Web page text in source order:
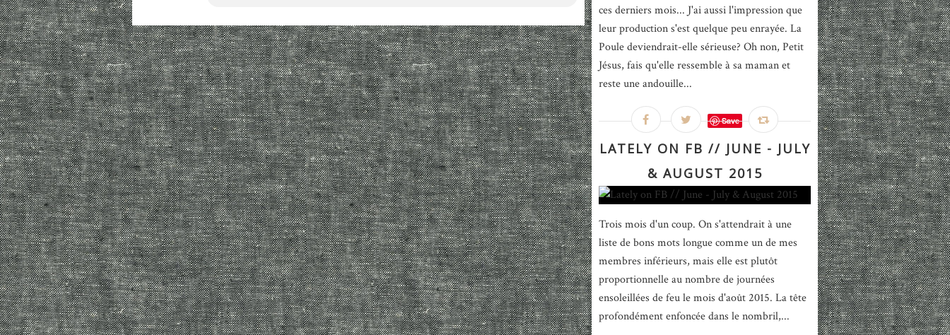
ces derniers mois... J'ai aussi l'impression que
leur production s'est quelque peu enrayée. La
Poule deviendrait-elle sérieuse? Oh non, Petit
Jésus, fais qu'elle ressemble à sa maman et
reste une andouille...
Save
LATELY ON FB // JUNE - JULY
& AUGUST 2015
Trois mois d'un coup. On s'attendrait à une
liste de bons mots longue comme un de mes
membres inférieurs, mais elle est plutôt
proportionnelle au nombre de journées
ensoleillées de feu le mois d'août 2015. La tête
profondément enfoncée dans le nombril,...